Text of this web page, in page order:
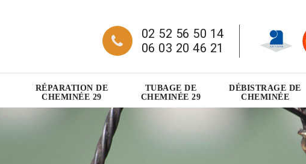
02 52 56 50 14
06 03 20 46 21
RÉPARATION DE
CHEMINÉE 29
TUBAGE DE
CHEMINÉE 29
DÉBISTRAGE DE
CHEMINÉE